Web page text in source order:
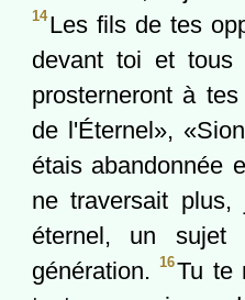
14 Les fils de tes
devant toi et tous
prosterneront à
de l'Éternel»,
étais abandonnée
ne traversait
éternel, un
génération.16Tu te